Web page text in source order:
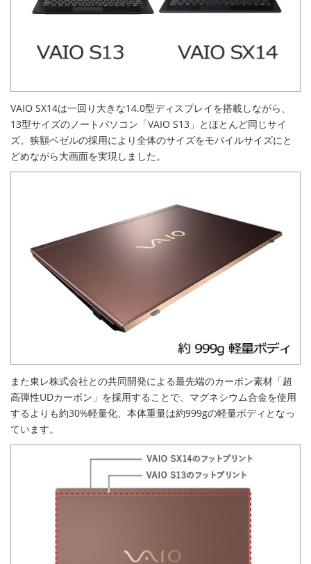
VAIO SX14は一回り大きな14.0型ディスプレイを搭載しながら、
13型サイズのノートパソコン「VAIO S13」とほとんど同じサイ
ズ。狭額ベゼルの採用により全体のサイズをモバイルサイズにと
どめながら大画面を実現しました。
また東レ株式会社との共同開発による最先端のカーボン素材「超
高弾性UDカーボン」を採用することで、マグネシウム合金を使用
するよりも約30%軽量化、本体重量は約999gの軽量ボディとなっ
ています。